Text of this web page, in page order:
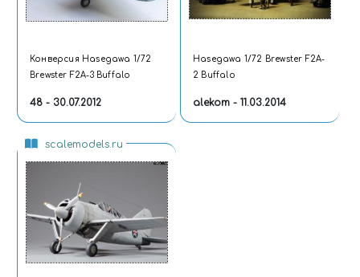
Конверсия Hasegawa 1/72
Brewster F2A-3 Buffalo
48 - 30.07.2012
Hasegawa 1/72 Brewster F2A-
2 Buffalo
alekom - 11.03.2014
scalemodels.ru